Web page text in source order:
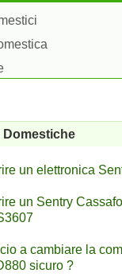
un elettronica
un Sentry
a cambiare la
sicuro ?